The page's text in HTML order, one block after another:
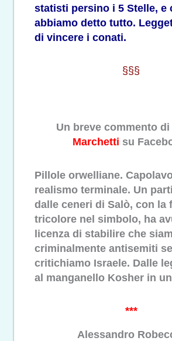
statisti persino i 5 Stelle, e
abbiamo detto tutto.
di vincere i conati.
§§§
Un breve commento di
Marchetti su
Pillole orwelliane.
realismo terminale. Un
dalle ceneri di Salò, con la
tricolore nel simbolo, ha
licenza di stabilire che
criminalmente antisemiti se
critichiamo Israele. Dalle
al manganello Kosher in
***
Alessandro